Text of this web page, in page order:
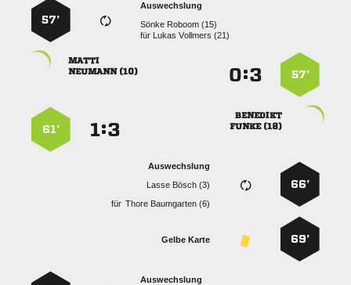
Auswechslung
  
für   
57’
57’
:

 

 
:
61’
66’
Auswechslung
  
für   
69’
Gelbe Karte
Auswechslung